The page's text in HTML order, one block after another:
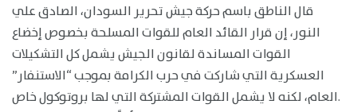
قال الناطق باسم حركة جيش تحرير السودان، الصادق علي
النور، إن قرار القائد العام للقوات المسلحة بخصوص إخضاع
القوات المساندة لقانون الجيش يشمل كل التشكيلات
العسكرية التي شاركت في حرب الكرامة بموجب “الاستنفار”
العام، لكنه لا يشمل القوات المشتركة التي لها بروتوكول خاص.